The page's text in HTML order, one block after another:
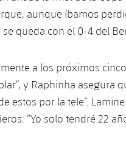
aunque íbamos
queda con el 0-4 del
a los próximos
y Raphinha asegura
estos por la tele”.
“Yo solo tendré 22